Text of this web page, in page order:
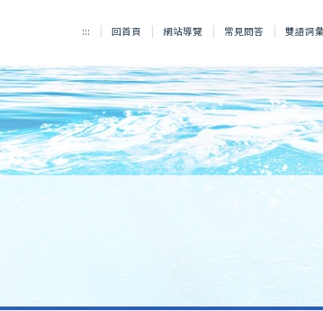
::: 回首頁 網站導覽 常見問答 雙語詞彙